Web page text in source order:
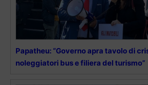
Papatheu: “Governo apra tavolo di
noleggiatori bus e filiera del turismo”